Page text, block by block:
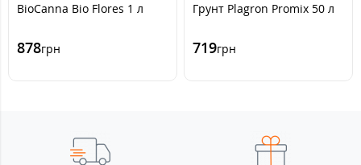
BioCanna Bio Flores 1 л
878грн
Грунт Plagron Promix 50 л
719грн